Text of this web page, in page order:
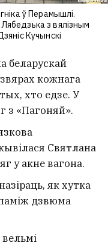
ў Перамышлі.
з вялізным
Кучынскі
беларускай
кожнага
хто едзе. У
з «Пагоняй».
Святлана
у акне вагона.
як хутка
дзвюма